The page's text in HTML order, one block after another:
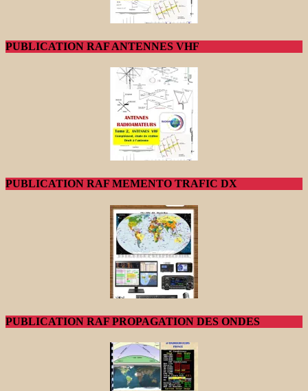
PUBLICATION RAF ANTENNES VHF
PUBLICATION RAF MEMENTO TRAFIC DX
PUBLICATION RAF PROPAGATION DES ONDES